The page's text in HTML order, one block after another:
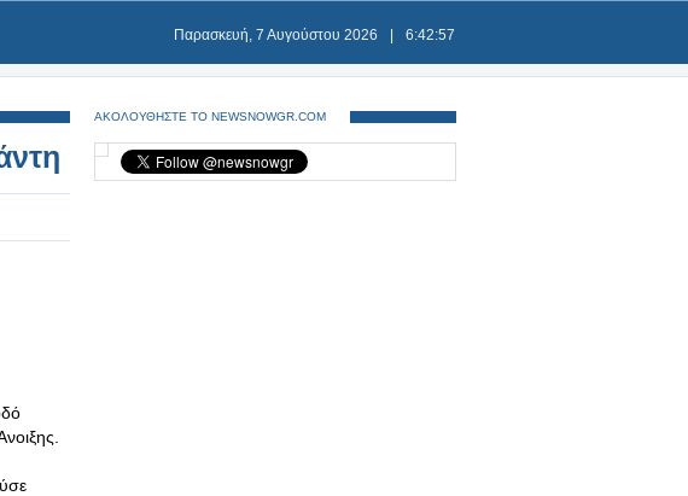
Παρασκευή, 7 Αυγούστου 2026 6:42:57
ΑΚΟΛΟΥΘΗΣΤΕ ΤΟ NEWSNOWGR.COM